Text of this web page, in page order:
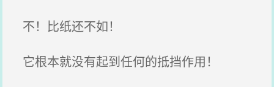
不！比纸还不如！
它根本就没有起到任何的抵挡作用！